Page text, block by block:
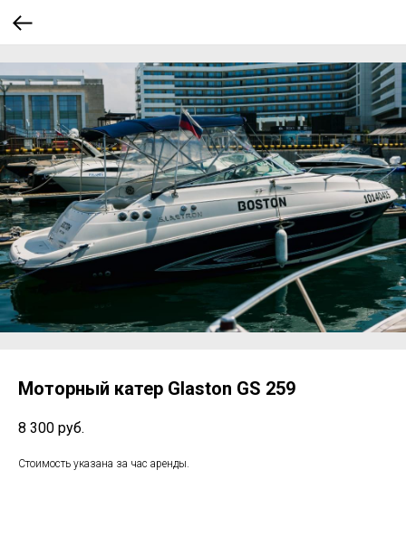
Моторный катер Glaston GS 259
8 300 руб.
Стоимость указана за час аренды.